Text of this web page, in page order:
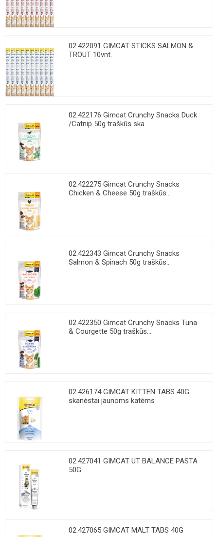
02.422091 GIMCAT STICKS SALMON &
TROUT 10vnt.
02.422176 Gimcat Crunchy Snacks Duck
/Catnip 50g traškūs ska...
02.422275 Gimcat Crunchy Snacks
Chicken & Cheese 50g traškūs...
02.422343 Gimcat Crunchy Snacks
Salmon & Spinach 50g traškūs...
02.422350 Gimcat Crunchy Snacks Tuna
& Courgette 50g traškūs...
02.426174 GIMCAT KITTEN TABS 40G
skanėstai jaunoms katėms
02.427041 GIMCAT UT BALANCE PASTA
50G
02.427065 GIMCAT MALT TABS 40G